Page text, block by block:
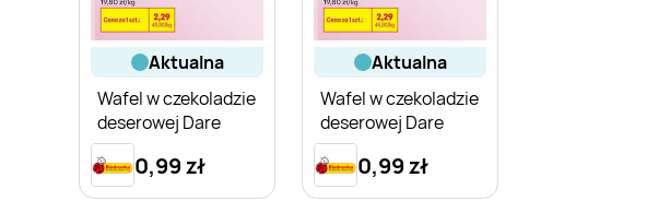
aktualna
Wafel w czekoladzie
deserowej Dare
0,99 zł
aktualna
Wafel w czekoladzie
deserowej Dare
0,99 zł